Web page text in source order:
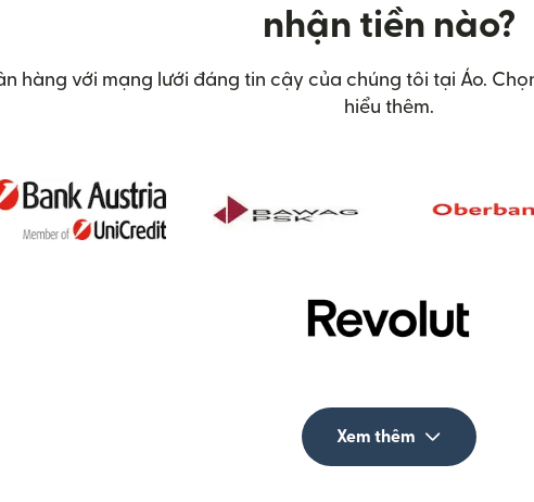
nhận tiền nào?
hàng với mạng lưới đáng tin cậy của chúng tôi tại Áo.
hiểu thêm.
Xem thêm